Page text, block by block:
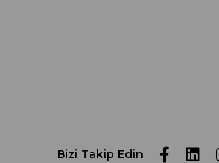
Bizi Takip Edin